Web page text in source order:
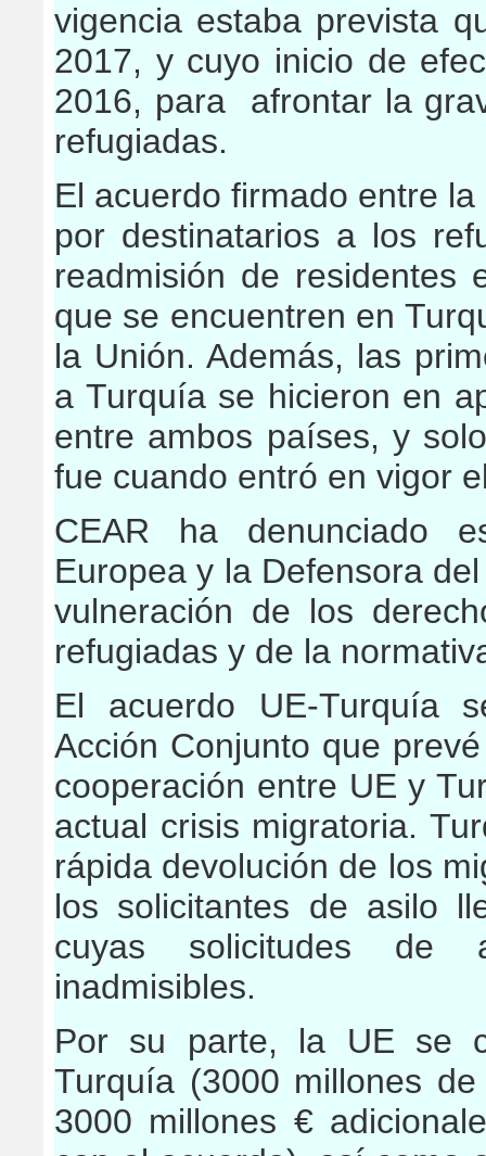
vigencia estaba prevista
2017, y cuyo inicio de
2016, para afrontar la
refugiadas.
El acuerdo firmado entre
por destinatarios a los
readmisión de residentes
que se encuentren en
la Unión. Además, las
a Turquía se hicieron en
entre ambos países, y
fue cuando entró en vigor
CEAR ha denunciado
Europea y la Defensora
vulneración de los
refugiadas y de la
El acuerdo UE-Turquía
Acción Conjunto que
cooperación entre UE y
actual crisis migratoria.
rápida devolución de los
los solicitantes de asilo
cuyas solicitudes de
inadmisibles.
Por su parte, la UE se
Turquía (3000 millones
3000 millones €